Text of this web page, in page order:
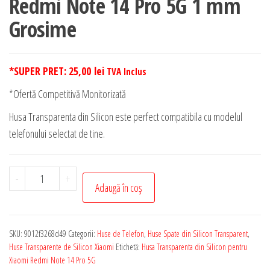
Redmi Note 14 Pro 5G 1 mm
Grosime
*SUPER PRET: 25,00 lei TVA Inclus
*Ofertă Competitivă Monitorizată
Husa Transparenta din Silicon este perfect compatibila cu modelul
telefonului selectat de tine.
-
Cantitate
Husa
Silicon
Rezistenta
+
Adaugă în coș
SKU: 9012f3268d49 Categorii: Huse de Telefon, Huse Spate din Silicon Transparent,
Huse Transparente de Silicon Xiaomi Etichetă: Husa Transparenta din Silicon pentru
Xiaomi Redmi Note 14 Pro 5G